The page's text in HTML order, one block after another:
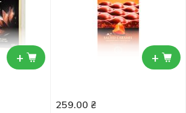
+ +
259.00 ₴